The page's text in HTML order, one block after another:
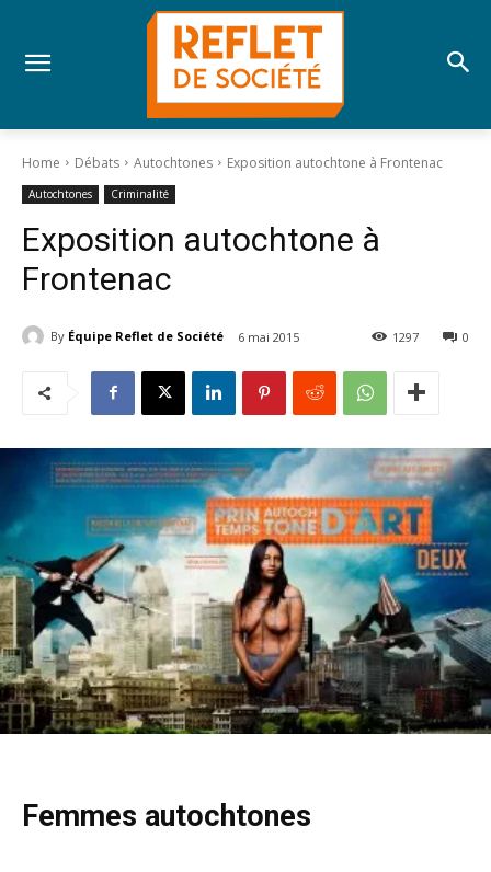
Home Débats Autochtones Exposition autochtone à Frontenac
Autochtones Criminalité
Exposition autochtone à
Frontenac
By Équipe Reflet de Société 6 mai 2015 0
1297
Femmes autochtones